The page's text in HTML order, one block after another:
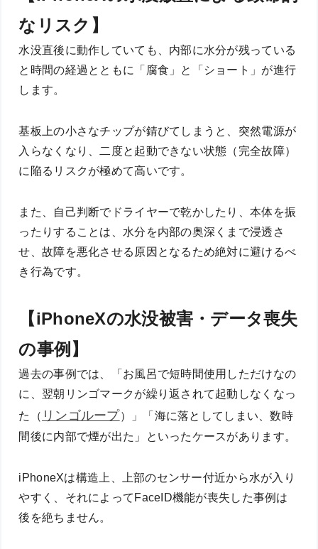
なリスク】
水没直後に動作していても、内部に水分が残っている
と時間の経過とともに「腐食」と「ショート」が進行
します。
基板上の小さなチップが錆びてしまうと、突然電源が
入らなくなり、二度と起動できない状態（完全故障）
に陥るリスクが極めて高いです。
また、自己判断でドライヤーで乾かしたり、本体を振
ったりすることは、水分を内部の奥深くまで浸透さ
せ、故障を悪化させる原因となるため絶対に避けるべ
き行為です。
【iPhoneXの水没被害・データ喪失
の事例】
過去の事例では、「お風呂で短時間使用しただけなの
に、翌朝リンゴマークが繰り返されて起動しなくなっ
た（ リンゴループ）」「海に落としてしまい、数時
間後に内部で煙が出た」といったケースがあります。
iPhoneXは構造上、上部のセンサー付近から水が入り
やすく、それによってFaceID機能が喪失した事例は
後を絶ちません。